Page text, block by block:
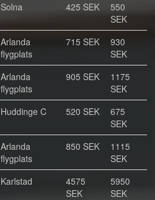
Solna 425 SEK
550
SEK
Arlanda
flygplats
715 SEK
930
SEK
Arlanda
flygplats
905 SEK
1175
SEK
Huddinge C 520 SEK
675
SEK
Arlanda
flygplats
850 SEK
1115
SEK
Karlstad
4575
SEK
5950
SEK